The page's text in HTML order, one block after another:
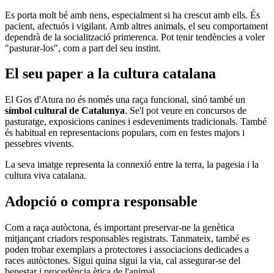
Es porta molt bé amb nens, especialment si ha crescut amb ells. És
pacient, afectuós i vigilant. Amb altres animals, el seu comportament
dependrà de la socialització primerenca. Pot tenir tendències a voler
"pasturar-los", com a part del seu instint.
El seu paper a la cultura catalana
El Gos d'Atura no és només una raça funcional, sinó també un
símbol cultural de Catalunya. Se'l pot veure en concursos de
pasturatge, exposicions canines i esdeveniments tradicionals. També
és habitual en representacions populars, com en festes majors i
pessebres vivents.
La seva imatge representa la connexió entre la terra, la pagesia i la
cultura viva catalana.
Adopció o compra responsable
Com a raça autòctona, és important preservar-ne la genètica
mitjançant criadors responsables registrats. Tanmateix, també es
poden trobar exemplars a protectores i associacions dedicades a
races autòctones. Sigui quina sigui la via, cal assegurar-se del